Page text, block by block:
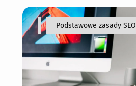
Podstawowe zasady SEO